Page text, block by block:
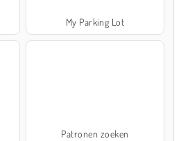
My Parking Lot
Patronen zoeken